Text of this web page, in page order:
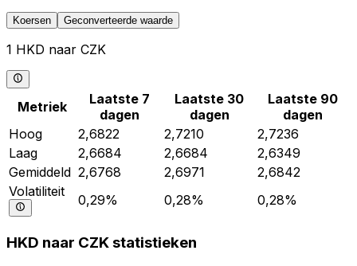
Koersen Geconverteerde waarde
1 HKD naar CZK
Metriek
Laatste 7
dagen
Laatste 30
dagen
Laatste 90
dagen
Hoog
2,6822 2,7210
2,7236
Laag
2,6684 2,6684
2,6349
Gemiddeld 2,6768 2,6971
2,6842
Volatiliteit
0,29% 0,28% 0,28%
HKD naar CZK statistieken